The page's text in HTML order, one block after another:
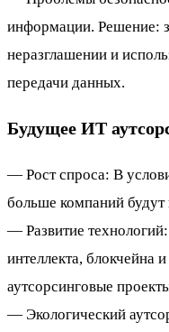
информации. Решение:
неразглашении и
передачи данных.
Будущее ИТ
— Рост спроса: В
больше компаний
— Развитие
интеллекта, блокчейна
аутсорсинговые
— Экологический